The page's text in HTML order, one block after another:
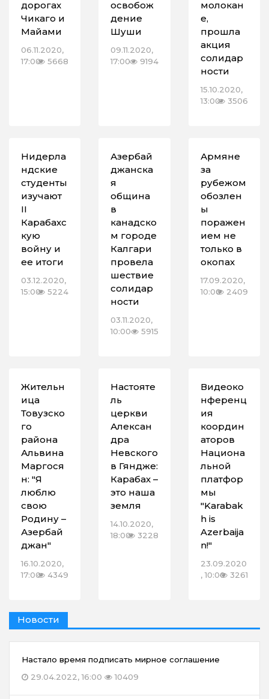
дорогах
Чикаго и
Майами
06.11.2020,
17:00
5668
освобож
дение
Шуши
09.11.2020,
17:00
9194
молокан
е,
прошла
акция
солидар
ности
15.10.2020,
13:00 3506
Нидерла
ндские
студенты
изучают
II
Карабахс
кую
войну и
ее итоги
03.12.2020,
15:00
5224
Азербай
джанска
я
община
в
канадско
м городе
Калгари
провела
шествие
солидар
ности
03.11.2020,
10:00
5915
Армяне
за
рубежом
обозлен
ы
поражен
ием не
только в
окопах
17.09.2020,
10:00 2409
Жительн
ица
Товузско
го
района
Альвина
Маргося
н: "Я
люблю
свою
Родину –
Азербай
джан"
16.10.2020,
17:00
4349
Настояте
ль
церкви
Алексан
дра
Невского
в Гяндже:
Карабах –
это наша
земля
14.10.2020,
18:00 3228
Видеоко
нференц
ия
координ
аторов
Национа
льной
платфор
мы
"Karabak
h is
Azerbaija
n!"
23.09.2020
, 10:00 3261
Новости
Настало время подписать мирное соглашение
29.04.2022, 16:00
10409